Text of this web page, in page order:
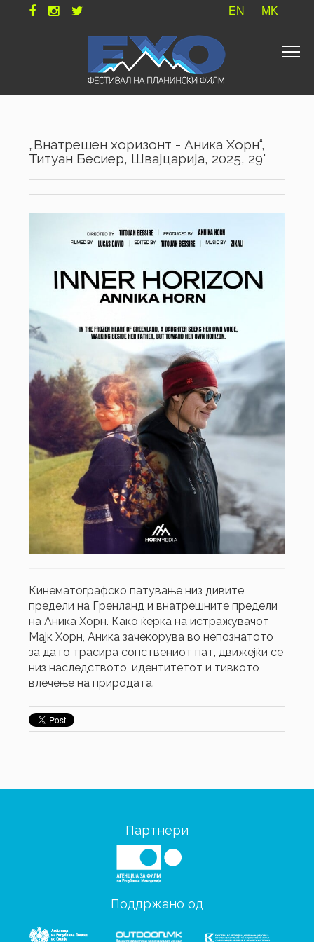
EN MK
„Внатрешен хоризонт - Аника Хорн“,
Титуан Бесиер, Швајцарија, 2025, 29'
Кинематографско патување низ дивите
предели на Гренланд и внатрешните предели
на Аника Хорн. Како ќерка на истражувачот
Мајк Хорн, Аника зачекорува во непознатото
за да го трасира сопствениот пат, движeјќи се
низ наследството, идентитетот и тивкото
влечење на природата.
Партнери
Поддржано од